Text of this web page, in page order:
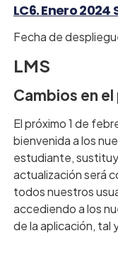
LC6. Enero
Fecha de
LMS
Cambios en
El próximo 1 de
bienvenida a los
estudiante,
actualización será
todos nuestros
accediendo a los
de la aplicación, tal